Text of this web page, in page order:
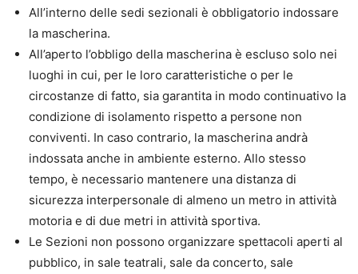
All’interno delle sedi sezionali è obbligatorio indossare
la mascherina.
All’aperto l’obbligo della mascherina è escluso solo nei
luoghi in cui, per le loro caratteristiche o per le
circostanze di fatto, sia garantita in modo continuativo la
condizione di isolamento rispetto a persone non
conviventi. In caso contrario, la mascherina andrà
indossata anche in ambiente esterno. Allo stesso
tempo, è necessario mantenere una distanza di
sicurezza interpersonale di almeno un metro in attività
motoria e di due metri in attività sportiva.
Le Sezioni non possono organizzare spettacoli aperti al
pubblico, in sale teatrali, sale da concerto, sale